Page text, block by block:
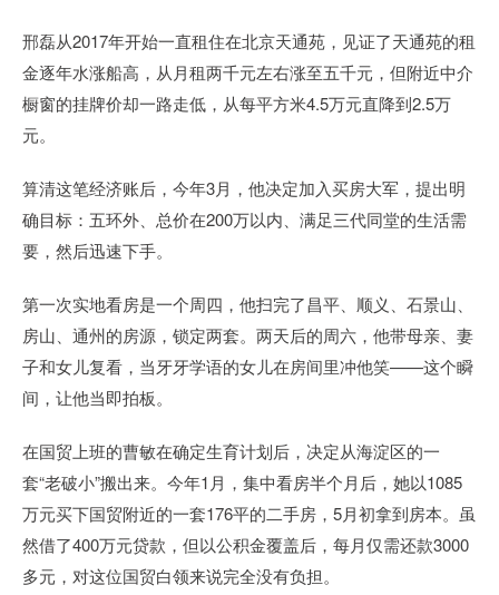
邢磊从2017年开始一直租住在北京天通苑，见证了天通苑的租
金逐年水涨船高，从月租两千元左右涨至五千元，但附近中介
橱窗的挂牌价却一路走低，从每平方米4.5万元直降到2.5万
元。
算清这笔经济账后，今年3月，他决定加入买房大军，提出明
确目标：五环外、总价在200万以内、满足三代同堂的生活需
要，然后迅速下手。
第一次实地看房是一个周四，他扫完了昌平、顺义、石景山、
房山、通州的房源，锁定两套。两天后的周六，他带母亲、妻
子和女儿复看，当牙牙学语的女儿在房间里冲他笑——这个瞬
间，让他当即拍板。
在国贸上班的曹敏在确定生育计划后，决定从海淀区的一
套“老破小”搬出来。今年1月，集中看房半个月后，她以1085
万元买下国贸附近的一套176平的二手房，5月初拿到房本。虽
然借了400万元贷款，但以公积金覆盖后，每月仅需还款3000
多元，对这位国贸白领来说完全没有负担。